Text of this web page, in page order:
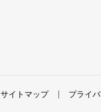
サイトマップ プライ